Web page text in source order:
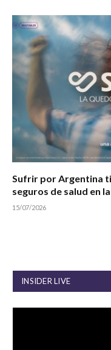
Sufrir por Argentina
seguros de salud en
15/07/2026
INSIDER LIVE